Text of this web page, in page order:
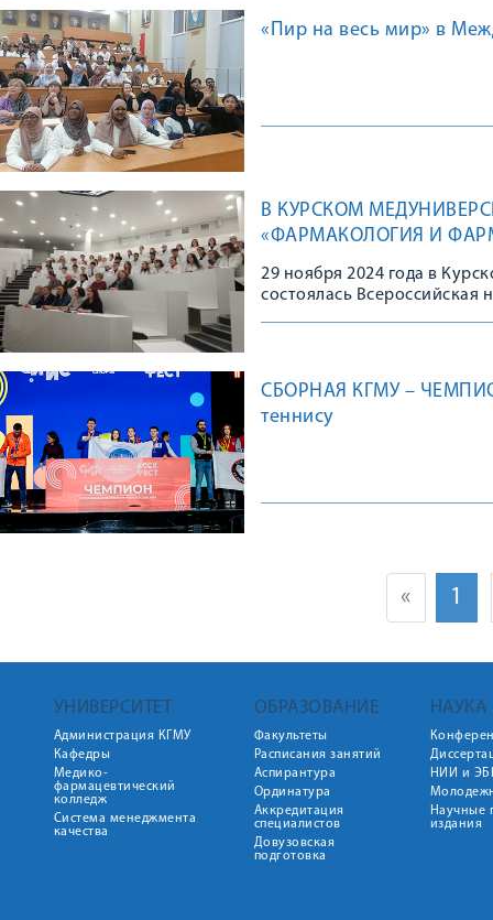
«Пир на весь мир» в
В КУРСКОМ
«ФАРМАКОЛОГИЯ И
ПРЕПАРАТА»
29 ноября 2024 года в
состоялась
СБОРНАЯ КГМУ –
теннису
« 1
УНИВЕРСИТЕТ
Администрация КГМУ
Кафедры
Медико-
фармацевтический
колледж
Система менеджмента
качества
ОБРАЗОВАНИЕ
Факультеты
Расписания занятий
Аспирантура
Ординатура
Аккредитация
специалистов
Довузовская
подготовка
НАУКА
НИИ и
Научные
издания